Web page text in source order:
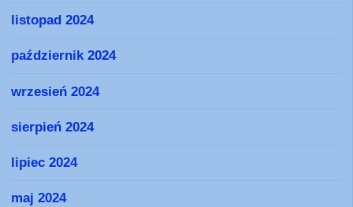
listopad 2024
październik 2024
wrzesień 2024
sierpień 2024
lipiec 2024
maj 2024